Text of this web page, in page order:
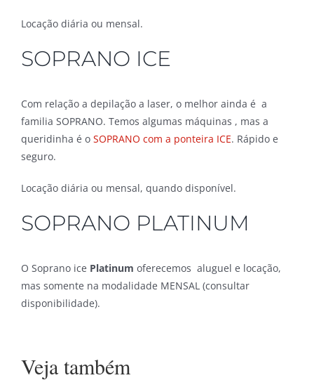
Locação diária ou mensal.
SOPRANO ICE
Com relação a depilação a laser, o melhor ainda é a
familia SOPRANO. Temos algumas máquinas , mas a
queridinha é o SOPRANO com a ponteira ICE. Rápido e
seguro.
Locação diária ou mensal, quando disponível.
SOPRANO PLATINUM
O Soprano ice Platinum oferecemos aluguel e locação,
mas somente na modalidade MENSAL (consultar
disponibilidade).
Veja também